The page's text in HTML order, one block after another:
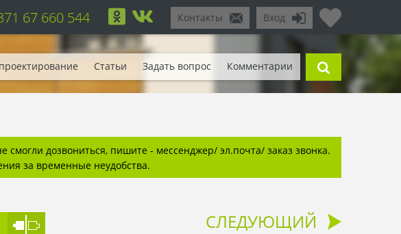
Вход
Контакты
67 660 544
Статьи Задать вопрос Комментарии
дозвониться, пишите - мессенджер/ эл.почта/ заказ звонка.
за временные неудобства.
СЛЕДУЮЩИЙ